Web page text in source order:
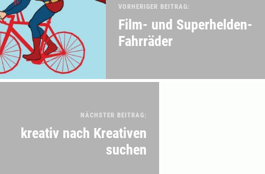
VORHERIGER BEITRAG:
Film- und Superhelden-
Fahrräder
NÄCHSTER BEITRAG:
kreativ nach Kreativen
suchen